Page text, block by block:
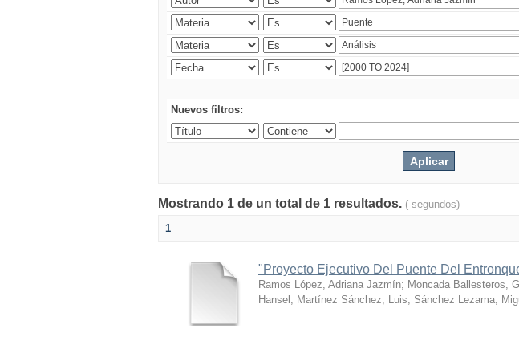
Nuevos filtros:
Mostrando 1 de un total de 1 resultados. ( segundos)
1
"Proyecto Ejecutivo Del Puente Del
Ramos López, Adriana Jazmín; Moncada Ballesteros,
Hansel ; Martínez Sánchez, Luis; Sánchez Lezama,